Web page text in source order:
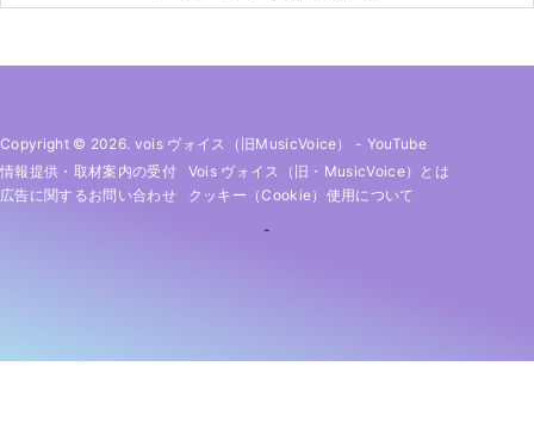
Copyright © 2026. vois ヴォイス（旧MusicVoice） - YouTube
情報提供・取材案内の受付
Vois ヴォイス（旧・MusicVoice）とは
広告に関するお問い合わせ
クッキー（cookie）使用について
-